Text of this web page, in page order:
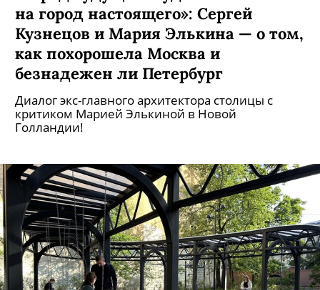
на город настоящего»: Сергей
Кузнецов и Мария Элькина — о том,
как похорошела Москва и
безнадежен ли Петербург
Диалог экс-главного архитектора столицы с
критиком Марией Элькиной в Новой
Голландии!